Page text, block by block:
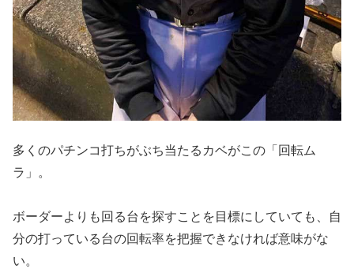
多くのパチンコ打ちがぶち当たるカベがこの「回転ム
ラ」。
ボーダーよりも回る台を探すことを目標にしていても、自
分の打っている台の回転率を把握できなければ意味がな
い。